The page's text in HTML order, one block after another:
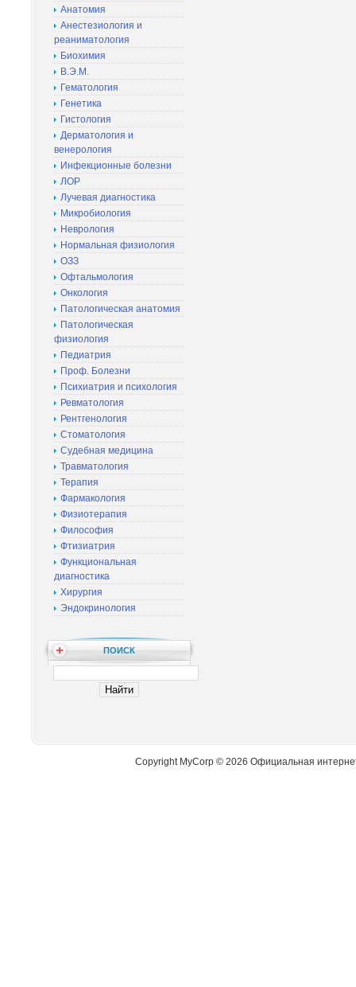
Анатомия
Анестезиология и
реаниматология
Биохимия
В.Э.М.
Гематология
Генетика
Гистология
Дерматология и
венерология
Инфекционные болезни
ЛОР
Лучевая диагностика
Микробиология
Неврология
Нормальная физиология
ОЗЗ
Офтальмология
Онкология
Патологическая анатомия
Патологическая
физиология
Педиатрия
Проф. Болезни
Психиатрия и психология
Ревматология
Рентгенология
Стоматология
Судебная медицина
Травматология
Терапия
Фармакология
Физиотерапия
Философия
Фтизиатрия
Функциональная
диагностика
Хирургия
Эндокринология
ПОИСК
Copyright MyCorp © 2026 Официальная